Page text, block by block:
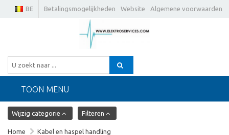
Betalingsmogelijkheden Website Algemene voorwaarden
BE
TOON MENU
Wijzig categorie Filteren
Home Kabel en haspel handling